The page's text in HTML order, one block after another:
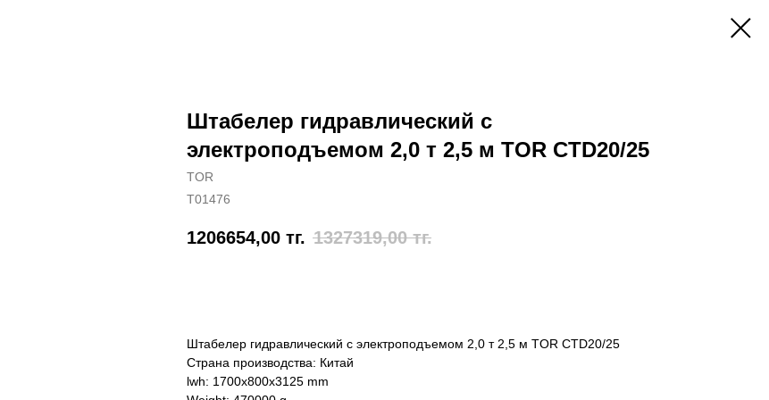
Штабелер гидравлический с
электроподъемом 2,0 т 2,5 м TOR CTD20/25
TOR
T01476
1206654,00 тг. 1327319,00 тг.
Штабелер гидравлический с электроподъемом 2,0 т 2,5 м TOR CTD20/25
Страна производства: Китай
lwh: 1700x800x3125 mm